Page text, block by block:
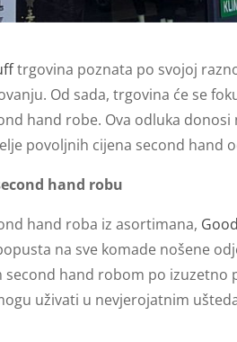
trgovina poznata po svojoj
Od sada, trgovina će se
hand robe. Ova odluka donosi
povoljnih cijena second hand
hand robu
hand roba iz asortimana,
na sve komade nošene
hand robom po izuzetno
uživati u nevjerojatnim